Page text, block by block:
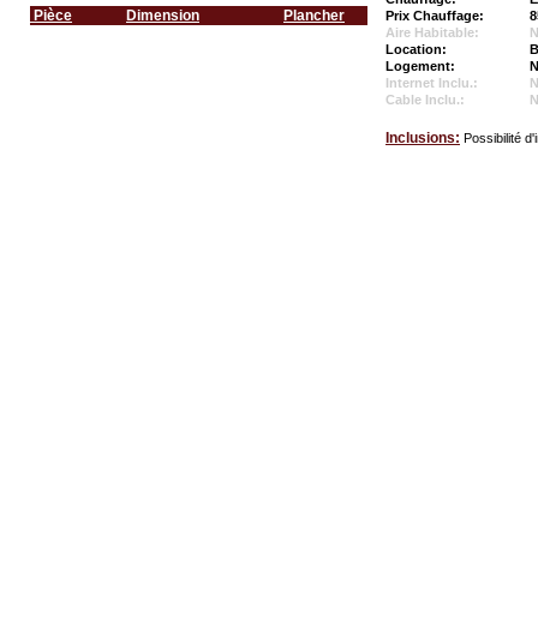
Pièce Dimension Plancher
Prix Chauffage:
Aire Habitable:
Location:
Logement:
Internet Inclu.:
Cable Inclu.:
Inclusions: Possibilité